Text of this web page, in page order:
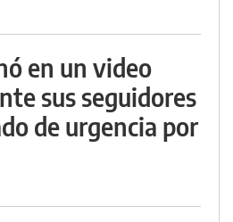
en un video
sus seguidores
de urgencia por